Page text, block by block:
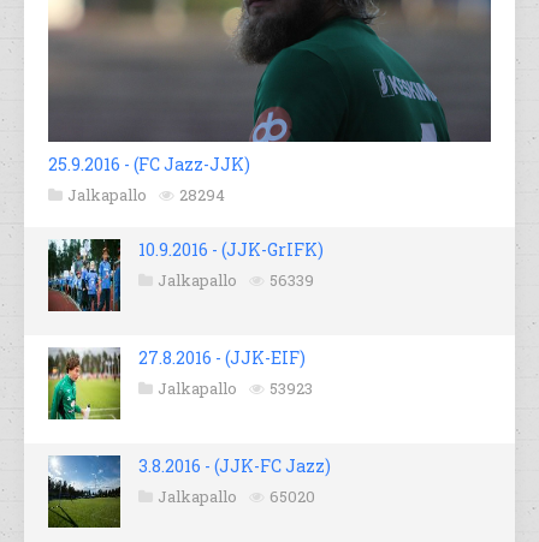
25.9.2016 - (FC Jazz-JJK)
Jalkapallo 28294
10.9.2016 - (JJK-GrIFK)
Jalkapallo 56339
27.8.2016 - (JJK-EIF)
Jalkapallo 53923
3.8.2016 - (JJK-FC Jazz)
Jalkapallo 65020